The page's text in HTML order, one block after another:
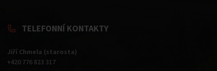
TELEFONNÍ KONTAKTY
Jiří Chmela (starosta)
+420 776 823 317